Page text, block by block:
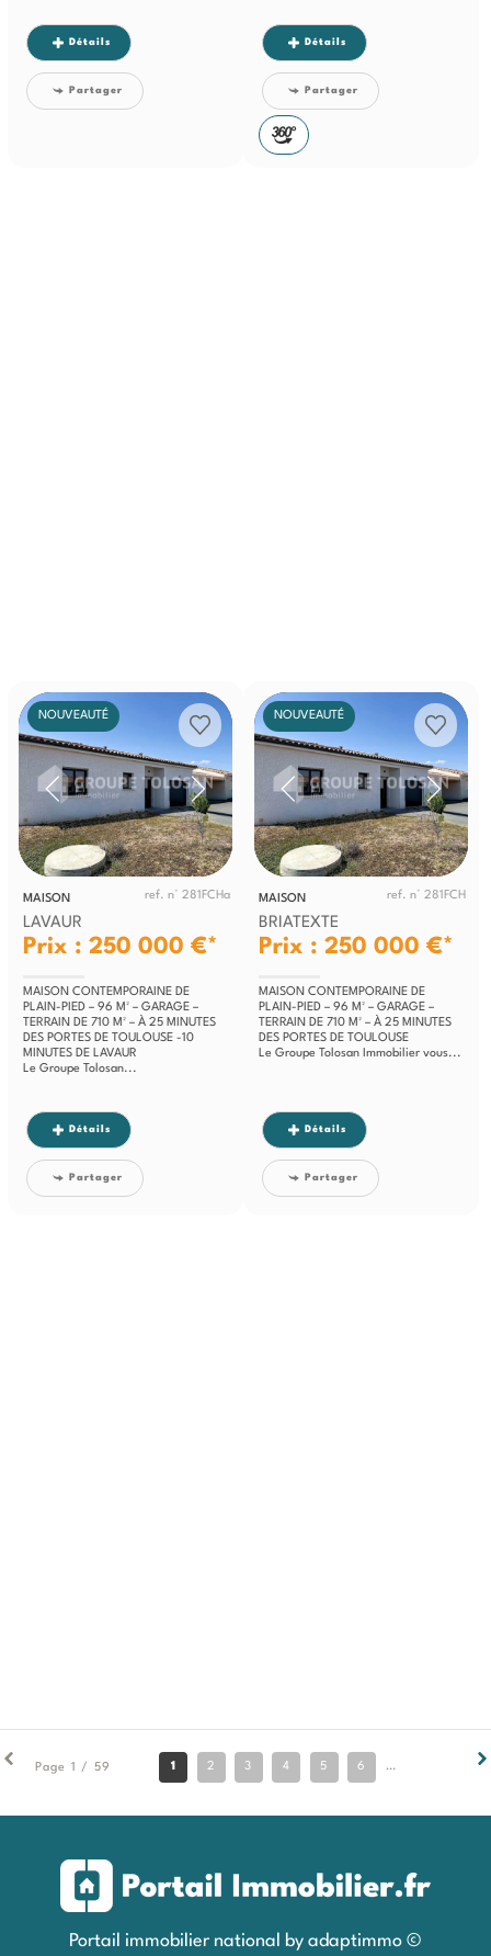
Détails
Partager
Détails
Partager
NOUVEAUTÉ
MAISON ref. n° 281FCHa
LAVAUR
Prix : 250 000 €*
MAISON CONTEMPORAINE DE
PLAIN-PIED – 96 M² – GARAGE –
TERRAIN DE 710 M² – À 25 MINUTES
DES PORTES DE TOULOUSE -10
MINUTES DE LAVAUR
Le Groupe Tolosan...
Détails
Partager
NOUVEAUTÉ
MAISON ref. n° 281FCH
BRIATEXTE
Prix : 250 000 €*
MAISON CONTEMPORAINE DE
PLAIN-PIED – 96 M² – GARAGE –
TERRAIN DE 710 M² – À 25 MINUTES
DES PORTES DE TOULOUSE
Le Groupe Tolosan Immobilier vous...
Détails
Partager
Page 1 / 59 1 2 3 4 5 6 9
Portail immobilier national by adaptimmo ©